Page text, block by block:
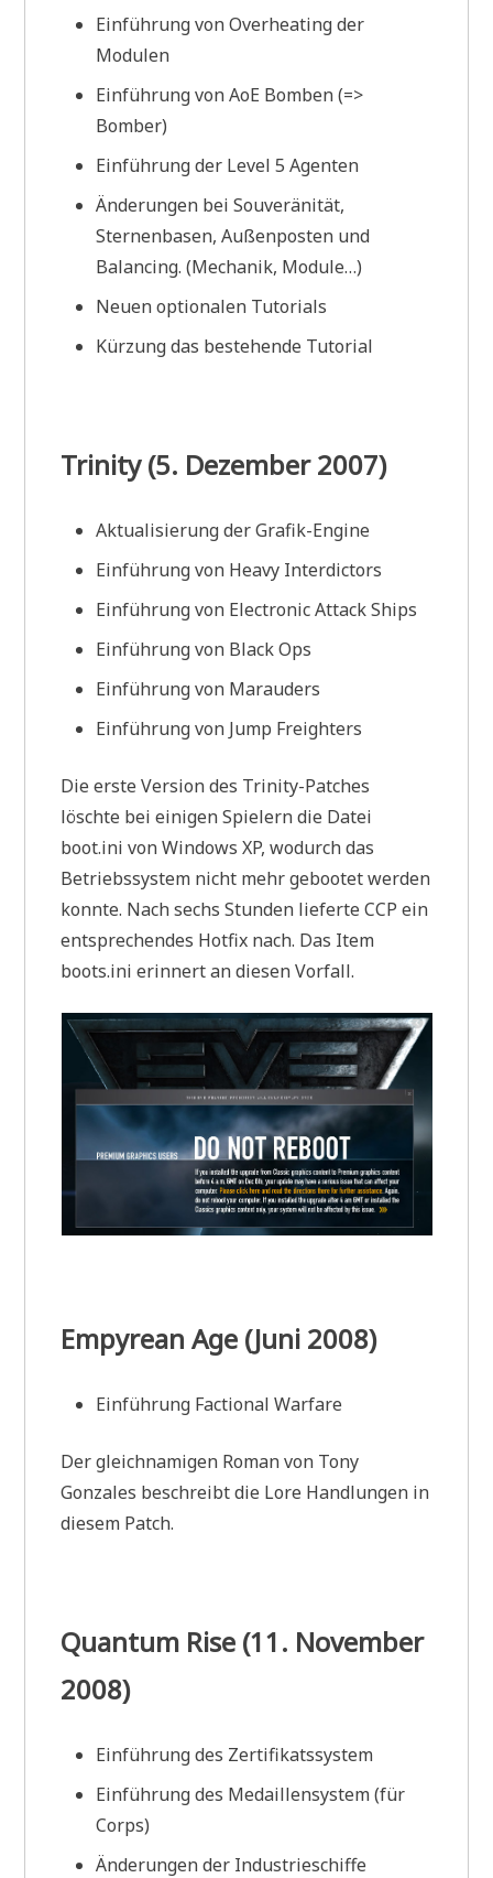
Einführung von Overheating der
Modulen
Einführung von AoE Bomben (=>
Bomber)
Einführung der Level 5 Agenten
Änderungen bei Souveränität,
Sternenbasen, Außenposten und
Balancing. (Mechanik, Module…)
Neuen optionalen Tutorials
Kürzung das bestehende Tutorial
Trinity (5. Dezember 2007)
Aktualisierung der Grafik-Engine
Einführung von Heavy Interdictors
Einführung von Electronic Attack Ships
Einführung von Black Ops
Einführung von Marauders
Einführung von Jump Freighters
Die erste Version des Trinity-Patches
löschte bei einigen Spielern die Datei
boot.ini von Windows XP, wodurch das
Betriebssystem nicht mehr gebootet werden
konnte. Nach sechs Stunden lieferte CCP ein
entsprechendes Hotfix nach. Das Item
boots.ini erinnert an diesen Vorfall.
Empyrean Age (Juni 2008)
Einführung Factional Warfare
Der gleichnamigen Roman von Tony
Gonzales beschreibt die Lore Handlungen in
diesem Patch.
Quantum Rise (11. November
2008)
Einführung des Zertifikatssystem
Einführung des Medaillensystem (für
Corps)
Änderungen der Industrieschiffe